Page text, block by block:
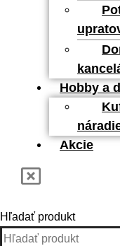
Hobby a
Akcie
Hľadať produkt
16,90